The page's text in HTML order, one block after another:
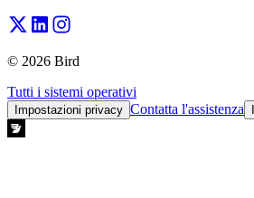
© 2026 Bird
Tutti i sistemi operativi
Impostazioni privacy Contatta l'assistenza